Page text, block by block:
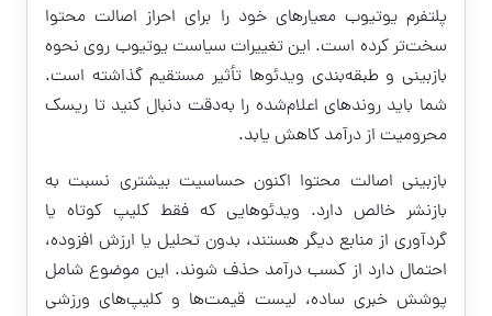
پلتفرم یوتیوب معیارهای خود را برای احراز اصالت محتوا
سخت‌تر کرده است. این تغییرات سیاست یوتیوب روی نحوه
بازبینی و طبقه‌بندی ویدئوها تأثیر مستقیم گذاشته است.
شما باید روندهای اعلام‌شده را به‌دقت دنبال کنید تا ریسک
محرومیت از درآمد کاهش یابد.
بازبینی اصالت محتوا اکنون حساسیت بیشتری نسبت به
بازنشر خالص دارد. ویدئوهایی که فقط کلیپ کوتاه یا
گردآوری از منابع دیگر هستند، بدون تحلیل یا ارزش افزوده،
احتمال دارد از کسب درآمد حذف شوند. این موضوع شامل
پوشش خبری ساده، لیست قیمت‌ها و کلیپ‌های ورزشی